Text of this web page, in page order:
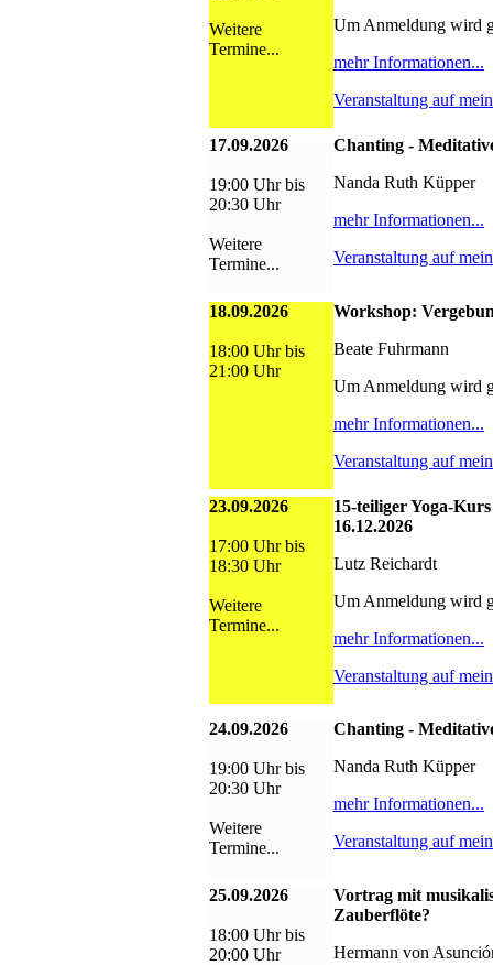
Weitere
Termine...
Um Anmeldung wird
mehr Informationen...
Veranstaltung auf
17.09.2026
19:00 Uhr bis
20:30 Uhr
Weitere
Termine...
Chanting -
Nanda Ruth Küpper
mehr Informationen...
Veranstaltung auf
18.09.2026
18:00 Uhr bis
21:00 Uhr
Workshop:
Beate Fuhrmann
Um Anmeldung wird
mehr Informationen...
Veranstaltung auf
23.09.2026
17:00 Uhr bis
18:30 Uhr
Weitere
Termine...
15-teiliger Yoga-
16.12.2026
Lutz Reichardt
Um Anmeldung wird
mehr Informationen...
Veranstaltung auf
24.09.2026
19:00 Uhr bis
20:30 Uhr
Weitere
Termine...
Chanting -
Nanda Ruth Küpper
mehr Informationen...
Veranstaltung auf
25.09.2026
18:00 Uhr bis
20:00 Uhr
Vortrag mit
Zauberflöte?
Hermann von